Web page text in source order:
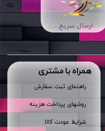
ارسال سریع
همراه با مشتری
راهنمای ثبت سفارش
روشهای پرداخت هزینه
شرایط عودت کالا